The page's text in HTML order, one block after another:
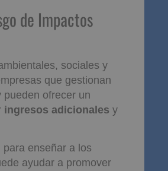
el Riesgo
sociales y
que gestionan
ofrecer un
ingresos adicionales y
enseñar a los
ayudar a promover